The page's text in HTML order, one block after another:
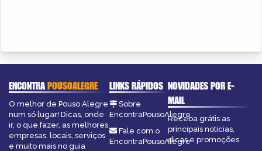
ENCONTRAPOUSOALEGRE
O melhor de Pouso Alegre
num só lugar! Dicas, onde
ir, o que fazer, as melhores
empresas, locais, serviços
e muito mais no guia
LINKS RÁPIDOS
Sobre
EncontraPousoAlegre
Fale com o
EncontraPousoAlegre
NOVIDADES POR E-
MAIL
Receba grátis as
principais notícias,
dicas e promoções